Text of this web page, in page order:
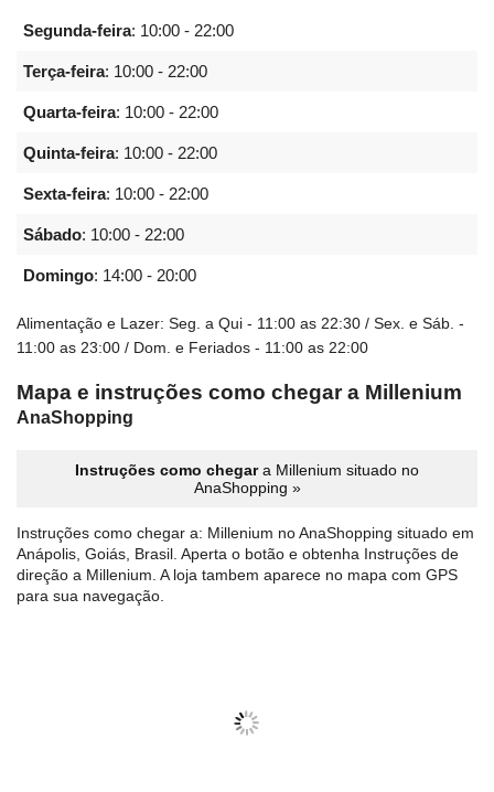
Segunda-feira: 10:00 - 22:00
Terça-feira: 10:00 - 22:00
Quarta-feira: 10:00 - 22:00
Quinta-feira: 10:00 - 22:00
Sexta-feira: 10:00 - 22:00
Sábado: 10:00 - 22:00
Domingo: 14:00 - 20:00
Alimentação e Lazer: Seg. a Qui - 11:00 as 22:30 / Sex. e Sáb. -
11:00 as 23:00 / Dom. e Feriados - 11:00 as 22:00
Mapa e instruções como chegar a Millenium
AnaShopping
Instruções como chegara Millenium situado no
AnaShopping »
Instruções como chegar a: Millenium no AnaShopping situado em
Anápolis, Goiás, Brasil. Aperta o botão e obtenha Instruções de
direção a Millenium. A loja tambem aparece no mapa com GPS
para sua navegação.